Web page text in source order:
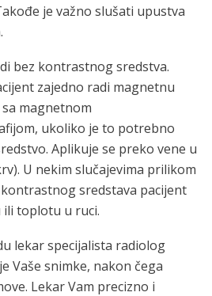
je važno slušati upustva
bez kontrastnog sredstva.
zajedno radi magnetnu
magnetnom
ukoliko je to potrebno
Aplikuje se preko vene u
U nekim slučajevima prilikom
sredstava pacijent
toplotu u ruci.
lekar specijalista radiolog
Vaše snimke, nakon čega
Lekar Vam precizno i